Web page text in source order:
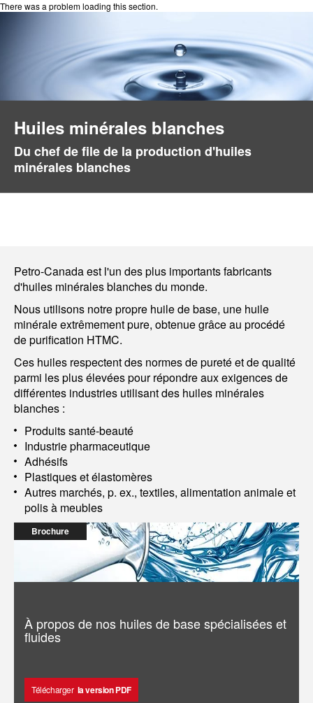
There was a problem loading this section.
Huiles minérales blanches
Du chef de file de la production d'huiles
minérales blanches
Petro-Canada est l'un des plus importants fabricants
d'huiles minérales blanches du monde.
Nous utilisons notre propre huile de base, une huile
minérale extrêmement pure, obtenue grâce au procédé
de purification HTMC.
Ces huiles respectent des normes de pureté et de qualité
parmi les plus élevées pour répondre aux exigences de
différentes industries utilisant des huiles minérales
blanches :
Produits santé-beauté
Industrie pharmaceutique
Adhésifs
Plastiques et élastomères
Autres marchés, p. ex., textiles, alimentation animale et
polis à meubles
Brochure
À propos de nos huiles de base spécialisées et
fluides
Télécharger la version PDF